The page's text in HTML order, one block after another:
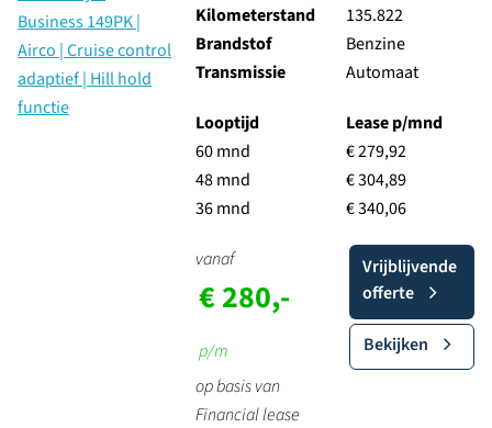
Kilometerstand
135.822
Brandstof
Benzine
Transmissie
Automaat
Looptijd
60 mnd
48 mnd
36 mnd
Lease p/mnd
€ 279,92
€ 304,89
€ 340,06
vanaf
€ 280,-
p/m
op basis van
Financial lease
Vrijblijvende
offerte
Bekijken